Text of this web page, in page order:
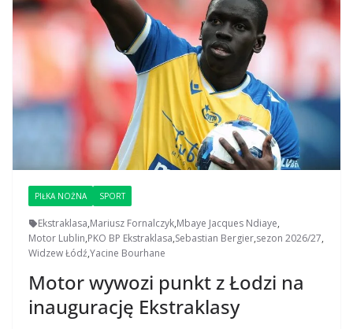
PIŁKA NOŻNA SPORT
Ekstraklasa,Mariusz Fornalczyk,Mbaye Jacques Ndiaye,
Motor Lublin,PKO BP Ekstraklasa,Sebastian Bergier,sezon 2026/27,
Widzew Łódź,Yacine Bourhane
Motor wywozi punkt z Łodzi na
inaugurację Ekstraklasy